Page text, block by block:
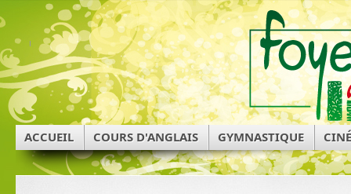
ACCUEIL COURS D'ANGLAIS GYMNASTIQUE